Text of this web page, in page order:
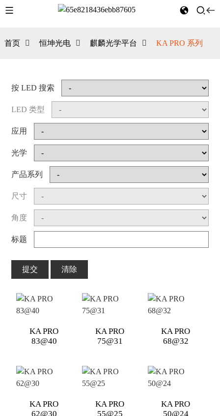
首页 恒坤光电 麒麟光学平台 KA PRO 系列
按 LED 搜索
LED 类型
应用
光学
产品系列
尺寸
角度
标题
提交 清除
KA PRO
83@40
KA PRO
75@31
KA PRO
68@32
KA PRO
62@30
KA PRO
55@25
KA PRO
50@24